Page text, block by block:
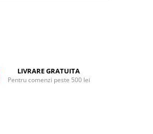
LIVRARE GRATUITA
Pentru comenzi peste 500 lei